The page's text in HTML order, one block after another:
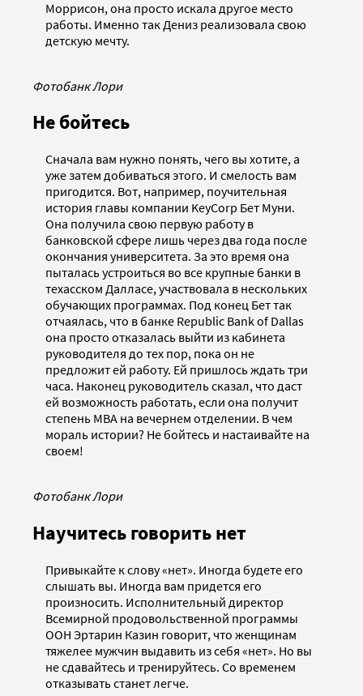
Моррисон, она просто искала другое место
работы. Именно так Дениз реализовала свою
детскую мечту.
Фотобанк Лори
Не бойтесь
Сначала вам нужно понять, чего вы хотите, а
уже затем добиваться этого. И смелость вам
пригодится. Вот, например, поучительная
история главы компании KeyCorp Бет Муни.
Она получила свою первую работу в
банковской сфере лишь через два года после
окончания университета. За это время она
пыталась устроиться во все крупные банки в
техасском Далласе, участвовала в нескольких
обучающих программах. Под конец Бет так
отчаялась, что в банке Republic Bank of Dallas
она просто отказалась выйти из кабинета
руководителя до тех пор, пока он не
предложит ей работу. Ей пришлось ждать три
часа. Наконец руководитель сказал, что даст
ей возможность работать, если она получит
степень MBA на вечернем отделении. В чем
мораль истории? Не бойтесь и настаивайте на
своем!
Фотобанк Лори
Научитесь говорить нет
Привыкайте к слову «нет». Иногда будете его
слышать вы. Иногда вам придется его
произносить. Исполнительный директор
Всемирной продовольственной программы
ООН Эртарин Казин говорит, что женщинам
тяжелее мужчин выдавить из себя «нет». Но вы
не сдавайтесь и тренируйтесь. Со временем
отказывать станет легче.